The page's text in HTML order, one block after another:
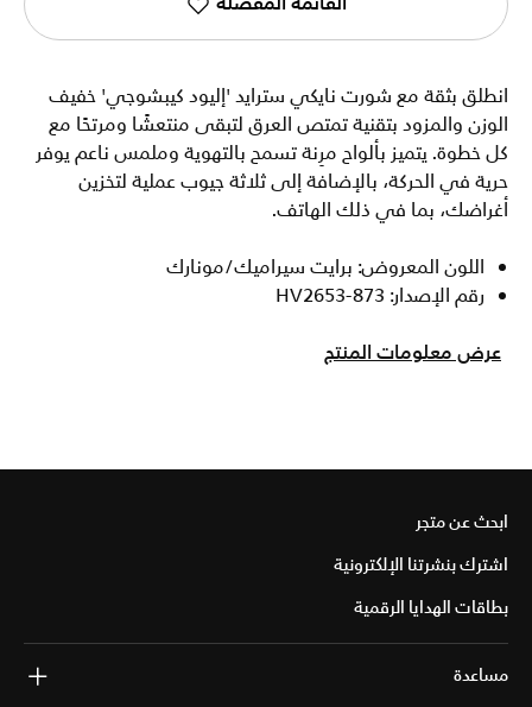
انطلق بثقة مع شورت نايكي سترايد 'إليود كيبشوجي' خفيف
الوزن والمزود بتقنية تمتص العرق لتبقى منتعشًا ومرتحًا مع
كل خطوة. يتميز بألواح مرِنة تسمح بالتهوية وملمس ناعم يوفر
حرية في الحركة، بالإضافة إلى ثلاثة جيوب عملية لتخزين
أغراضك، بما في ذلك الهاتف.
اللون المعروض: برايت سيراميك/مونارك
رقم الإصدار: HV2653-873
عرض معلومات المنتج
ابحث عن متجر
اشترك بنشرتنا الإلكترونية
بطاقات الهدايا الرقمية
مساعدة